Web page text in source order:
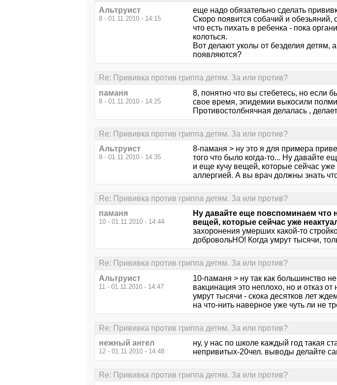
Альтруист
8 - 01.11.2010 - 14:15
еще надо обязательно сделать
Скоро появится собачий и обезьяний,
что есть пихать в ребенка - пока
колоться.
Вот делают уколы от безделия детям,
появляются?
Re: Прививка против гриппа детям. За или против?
паманя
8 - 01.11.2010 - 14:25
8, понятно что вы стебетесь, но если
свое время, эпидемии выкосили
Противостолбнячная делалась ,
Re: Прививка против гриппа детям. За или против?
Альтруист
9 - 01.11.2010 - 14:35
8-паманя > ну это я для примера
того что было когда-то... Ну давайте
и еще кучу вещей, которые сейчас
аллергией. А вы врач должны знать
Re: Прививка против гриппа детям. За или против?
паманя
10 - 01.11.2010 - 14:44
Ну давайте еще повспоминаем что
вещей, которые сейчас уже
захоронения умерших какой-то
добровольНО! Когда умрут тысячи,
Re: Прививка против гриппа детям. За или против?
Альтруист
11 - 01.11.2010 - 14:47
10-паманя > ну так как большинство
вакцинация это неплохо, но и отказ
умрут тысячи - скока десятков лет
на что-нить наверное уже чуть ли не
Re: Прививка против гриппа детям. За или против?
нежный ангел
12 - 01.11.2010 - 14:48
ну, у нас по школе каждый год такая
непривитых-20чел. выводы делайте
Re: Прививка против гриппа детям. За или против?